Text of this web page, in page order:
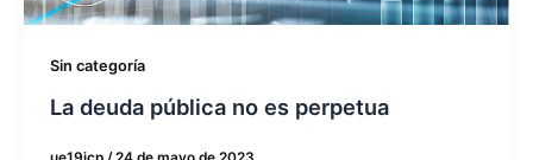
Sin categoría
La deuda pública no es perpetua